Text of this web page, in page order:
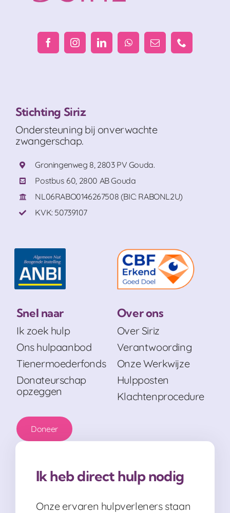
Stichting Siriz
Ondersteuning bij onverwachte
zwangerschap.
Groningenweg 8, 2803 PV Gouda.
Postbus 60, 2800 AB Gouda
NL06RABO0146267508 (BIC: RABONL2U)
KVK: 50739107
Snel naar
Ik zoek hulp
Ons hulpaanbod
Tienermoederfonds
Donateurschap
opzeggen
Doneer
Over ons
Over Siriz
Verantwoording
Onze Werkwijze
Hulpposten
Klachtenprocedure
Ik heb direct hulp nodig
Onze ervaren hulpverleners staan